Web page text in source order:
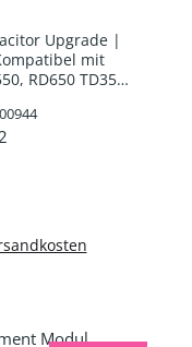
Upgrade |
RD650 TD350